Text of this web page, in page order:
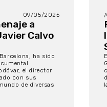
09/05/2025
a
Calvo
ha sido
el director
con sus
de diversas